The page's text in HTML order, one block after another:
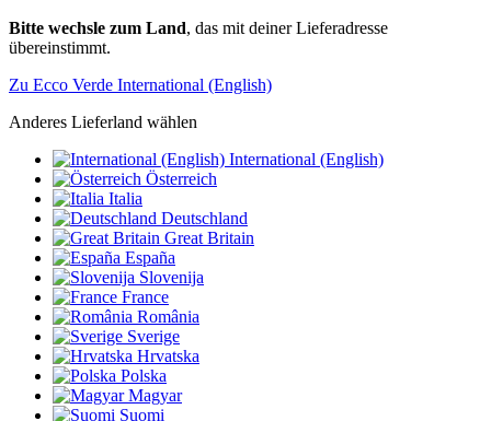
Bitte wechsle zum Land, das mit deiner Lieferadresse
übereinstimmt.
Zu Ecco Verde International (English)
Anderes Lieferland wählen
International (English)
Österreich
Italia
Deutschland
Great Britain
España
Slovenija
France
România
Sverige
Hrvatska
Polska
Magyar
Suomi